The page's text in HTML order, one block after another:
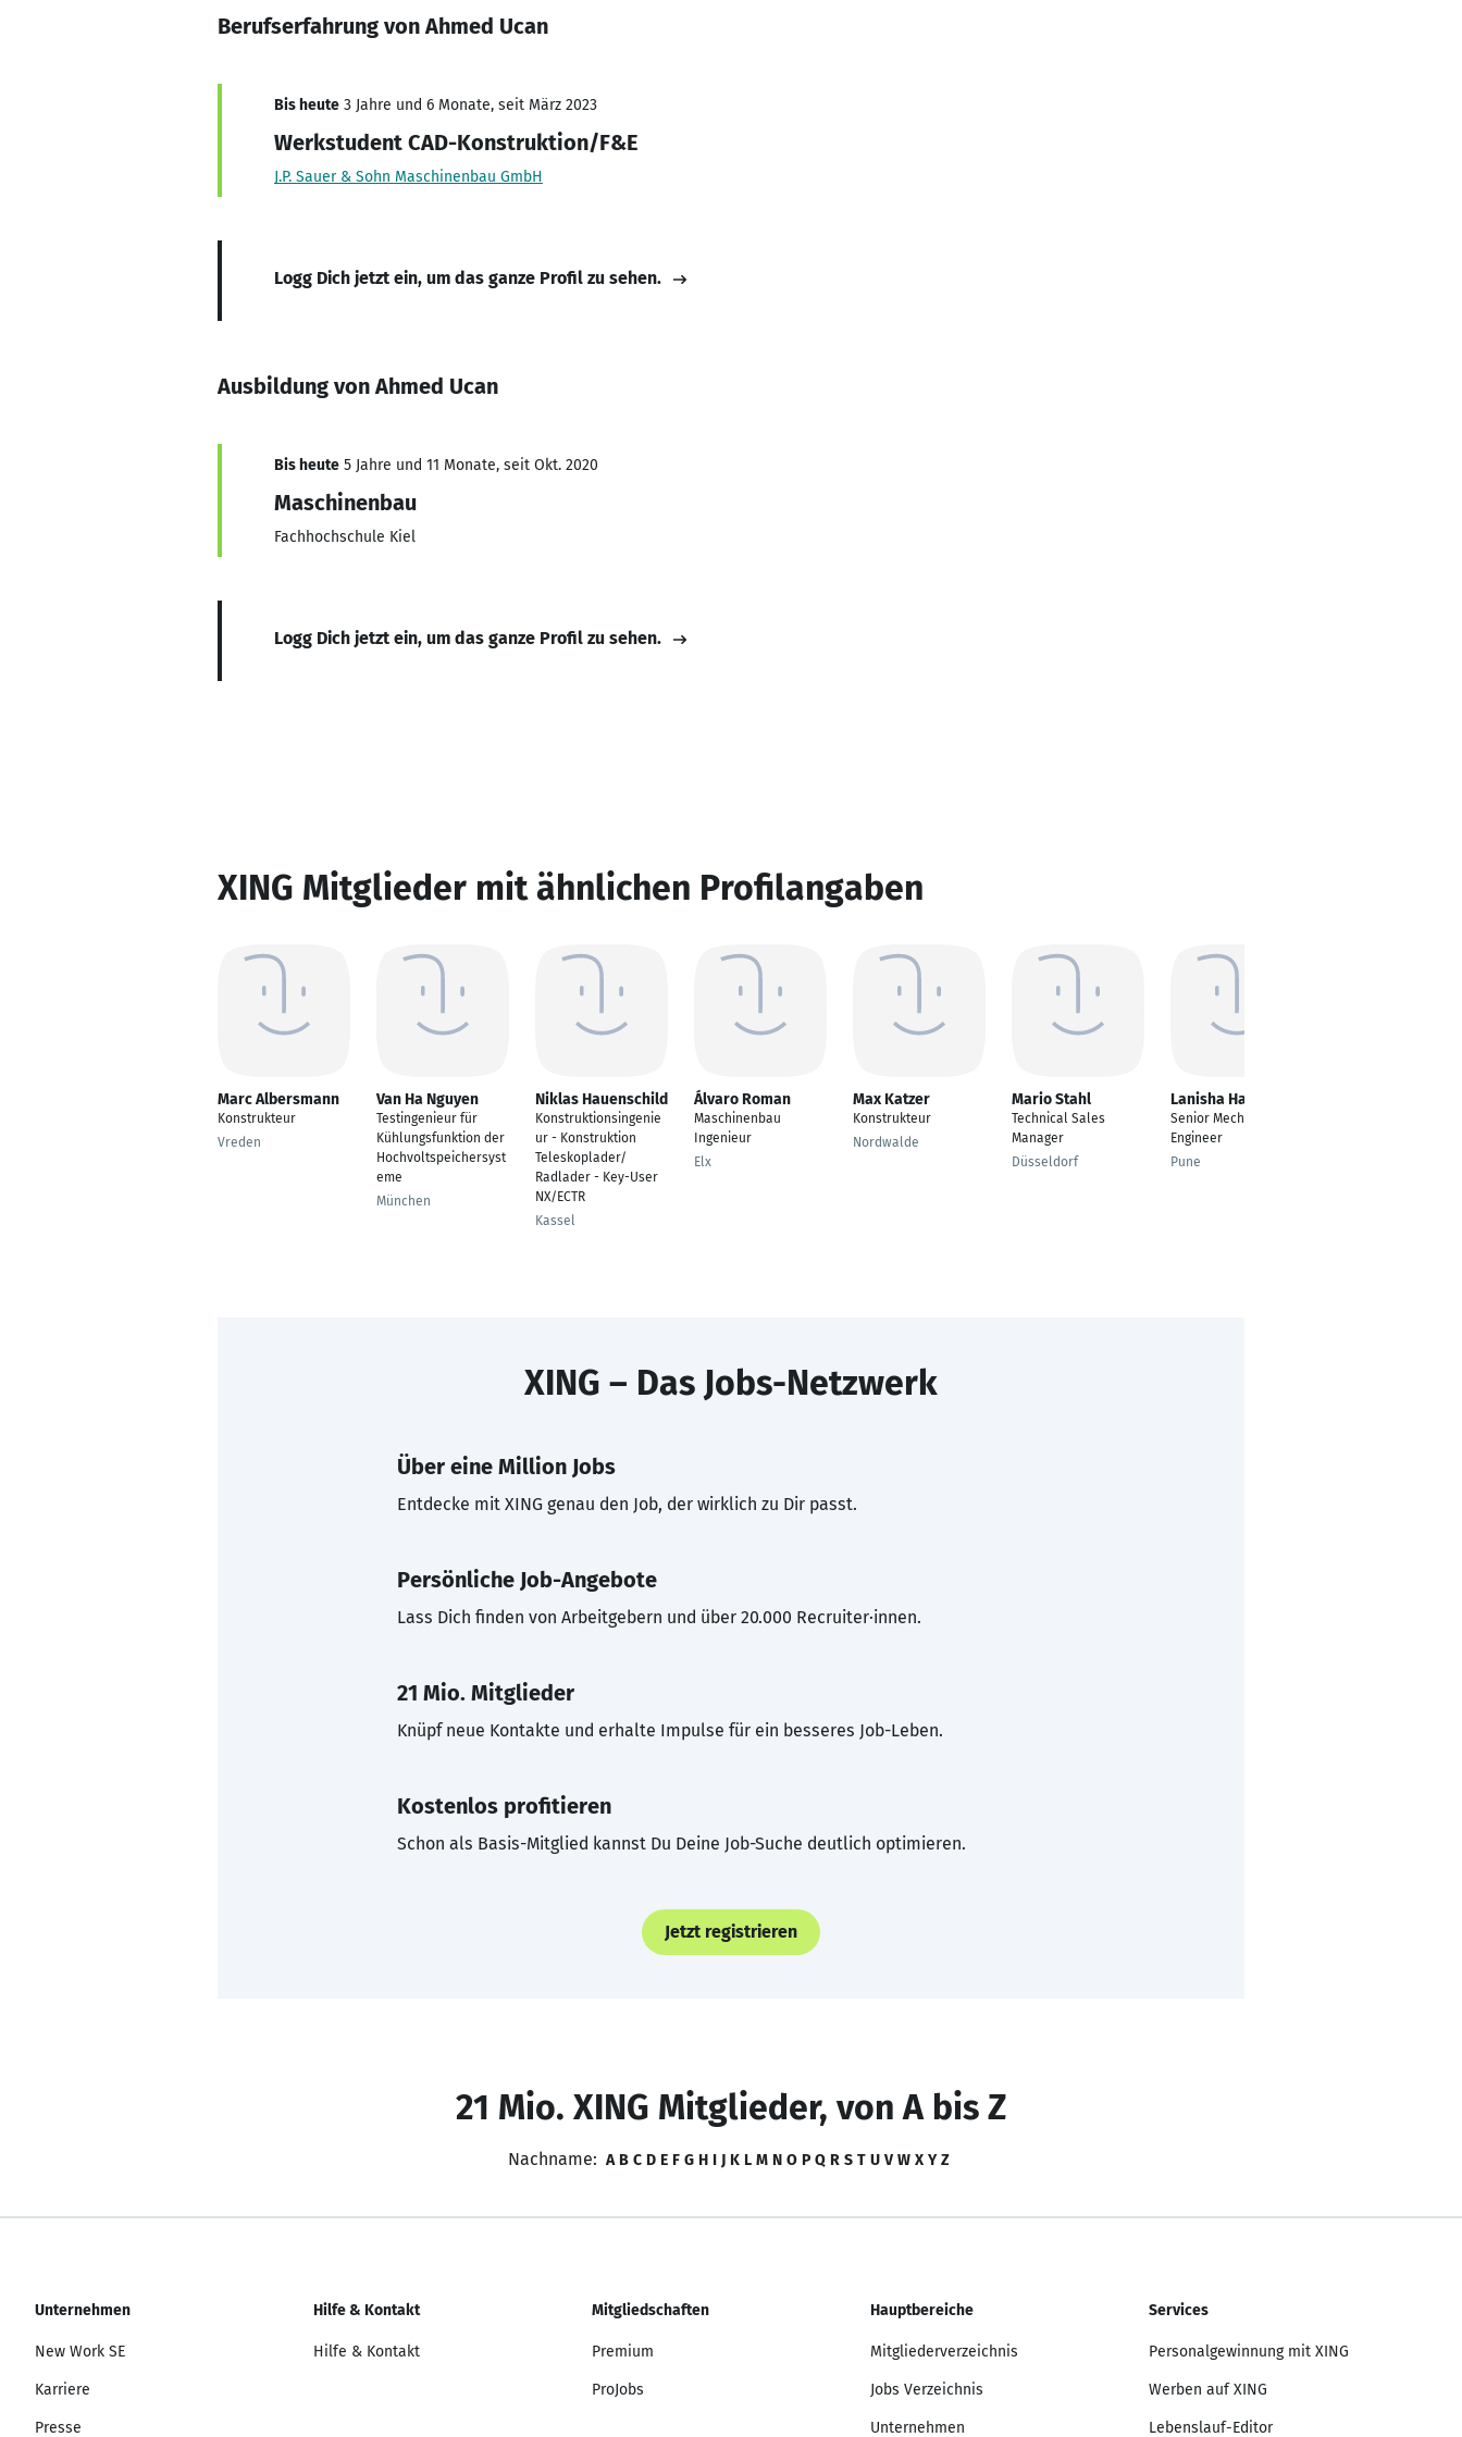
Berufserfahrung von Ahmed Ucan
Bis heute 3 Jahre und 6 Monate, seit März 2023
Werkstudent CAD-Konstruktion/F&E
J.P. Sauer & Sohn Maschinenbau GmbH
Logg Dich jetzt ein, um das ganze Profil zu sehen.
Ausbildung von Ahmed Ucan
Bis heute 5 Jahre und 11 Monate, seit Okt. 2020
Maschinenbau
Fachhochschule Kiel
Logg Dich jetzt ein, um das ganze Profil zu sehen.
XING Mitglieder mit ähnlichen Profilangaben
Marc Albersmann
Konstrukteur
Vreden
Van Ha Nguyen
Testingenieur für
Kühlungsfunktion der
Hochvoltspeichersyst
eme
München
Niklas Hauenschild
Konstruktionsingenie
ur - Konstruktion
Teleskoplader/
Radlader - Key-User
NX/ECTR
Kassel
Álvaro Roman
Maschinenbau
Ingenieur
Elx
Max Katzer
Konstrukteur
Nordwalde
Mario Stahl
Technical Sales
Manager
Düsseldorf
Lanisha Hawelikar
Senior Mechanical
Engineer
Pune
XING – Das Jobs-Netzwerk
Über eine Million Jobs
Entdecke mit XING genau den Job, der wirklich zu Dir passt.
Persönliche Job-Angebote
Lass Dich finden von Arbeitgebern und über 20.000 Recruiter·innen.
21 Mio. Mitglieder
Knüpf neue Kontakte und erhalte Impulse für ein besseres Job-Leben.
Kostenlos profitieren
Schon als Basis-Mitglied kannst Du Deine Job-Suche deutlich optimieren.
Jetzt registrieren
21 Mio. XING Mitglieder, von A bis Z
Nachname: A B C D E F G H I J K L M N O P Q R S T U V W X Y Z
Unternehmen
New Work SE
Karriere
Presse
Hilfe & Kontakt
Hilfe & Kontakt
Mitgliedschaften
Premium
ProJobs
Hauptbereiche
Mitgliederverzeichnis
Jobs Verzeichnis
Unternehmen
Services
Personalgewinnung mit XING
Werben auf XING
Lebenslauf-Editor